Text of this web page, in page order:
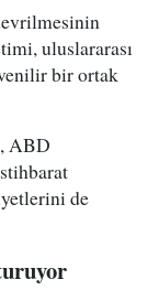
uluslararası
bir ortak
ABD
de